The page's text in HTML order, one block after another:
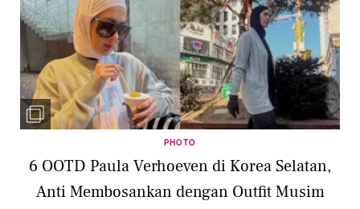
PHOTO
6 OOTD Paula Verhoeven di Korea Selatan,
Anti Membosankan dengan Outfit Musim